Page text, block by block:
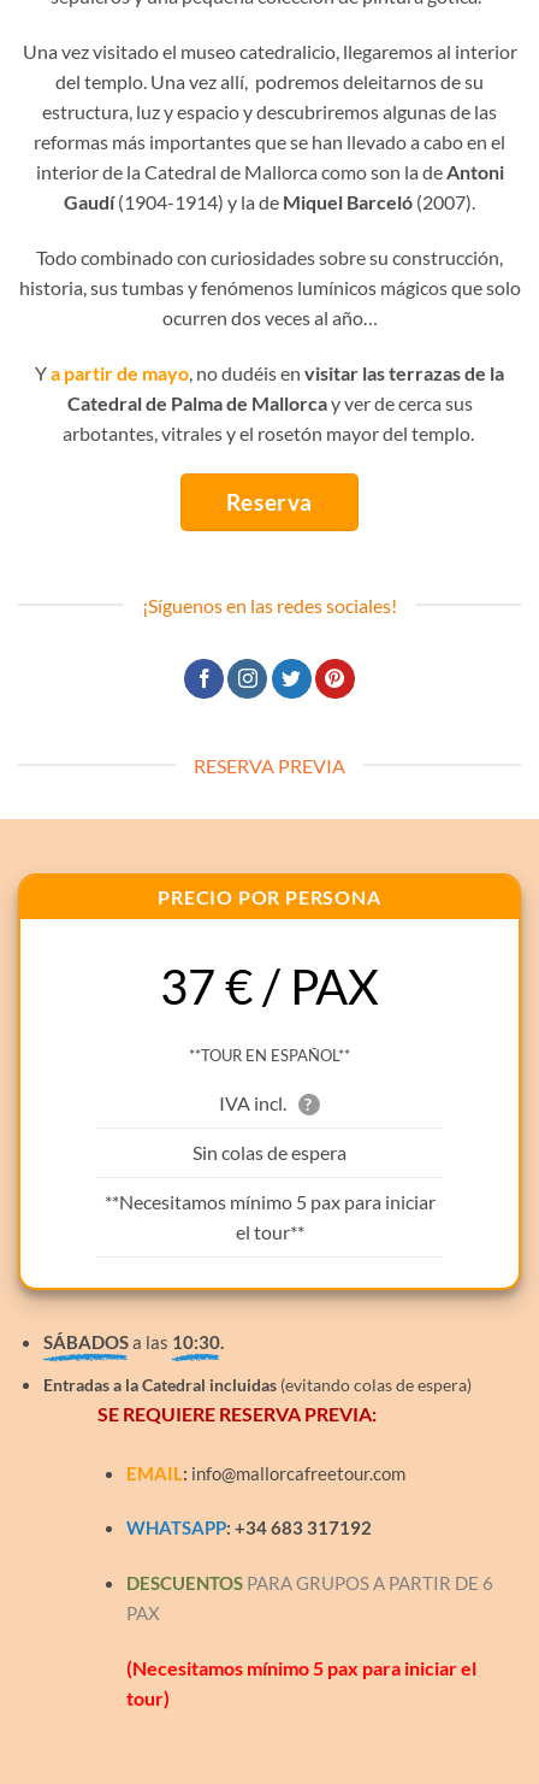
Una vez visitado el museo catedralicio, llegaremos al interior
del templo. Una vez allí, podremos deleitarnos de su
estructura, luz y espacio y descubriremos algunas de las
reformas más importantes que se han llevado a cabo en el
interior de la Catedral de Mallorca como son la deAntoni
Gaudí(1904-1914) y la de Miquel Barceló (2007).
Todo combinado con curiosidades sobre su construcción,
historia, sus tumbas y fenómenos lumínicos mágicos que solo
ocurren dos veces al año…
Ya partir de mayo , no dudéis en visitar las terrazas de la
Catedral de Palma de Mallorcay ver de cerca sus
arbotantes, vitrales y el rosetón mayor del templo.
Reserva
¡Síguenos en las redes sociales!
RESERVA PREVIA
PRECIO POR PERSONA
37 € / PAX
**TOUR EN ESPAÑOL**
IVA incl. ?
Sin colas de espera
**Necesitamos mínimo 5 pax para iniciar
el tour**
SÁBADOSa las 10:30.
Entradas a la Catedral incluidas(evitando colas de espera)
SE REQUIERE RESERVA PREVIA:
EMAIL : info@mallorcafreetour.com
WHATSAPP: +34 683 317192
DESCUENTOS PARA GRUPOS A PARTIR DE 6
PAX
(Necesitamos mínimo 5 pax para iniciar el
tour)